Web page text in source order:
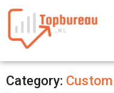
Category: